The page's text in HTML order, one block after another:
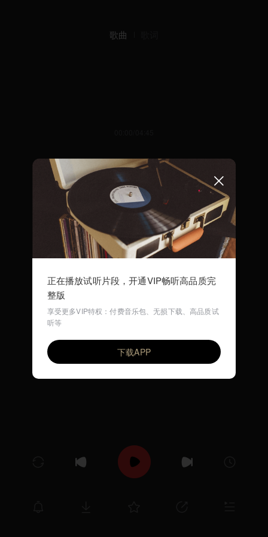
歌曲
VIP 赵鹏
正在播放试听片段，开通VIP畅听高品质完
整版
享受更多VIP特权：付费音乐包、无损下载、高品质试
听等
下载APP
